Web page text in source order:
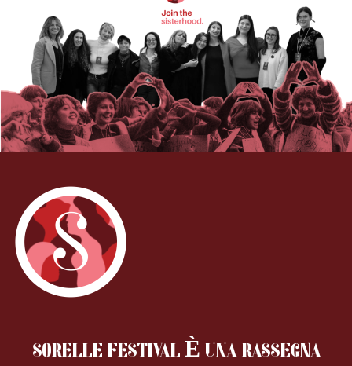
SORELLE FESTIVAL È UNA RASSEGNA